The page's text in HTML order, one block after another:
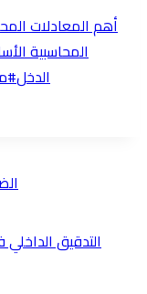
أهم المعادلات
المحاسبية
الدخل#
التدقيق